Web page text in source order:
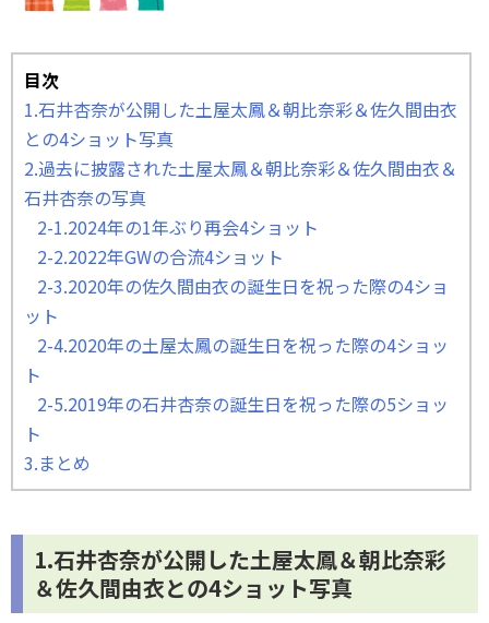
目次
1.石井杏奈が公開した土屋太鳳＆朝比奈彩＆佐久間由衣
との4ショット写真
2.過去に披露された土屋太鳳＆朝比奈彩＆佐久間由衣＆
石井杏奈の写真
2-1.2024年の1年ぶり再会4ショット
2-2.2022年GWの合流4ショット
2-3.2020年の佐久間由衣の誕生日を祝った際の4ショ
ット
2-4.2020年の土屋太鳳の誕生日を祝った際の4ショッ
ト
2-5.2019年の石井杏奈の誕生日を祝った際の5ショッ
ト
3.まとめ
1.石井杏奈が公開した土屋太鳳＆朝比奈彩
＆佐久間由衣との4ショット写真